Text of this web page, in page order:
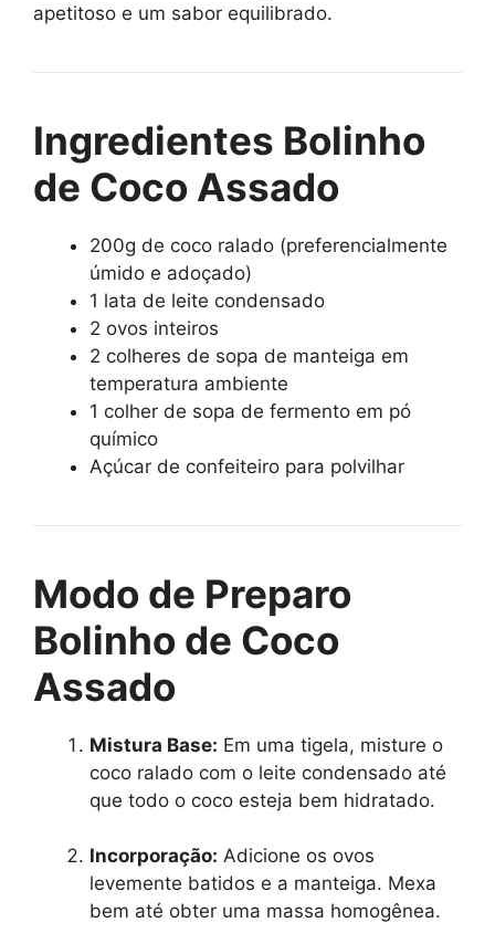
apetitoso e um sabor equilibrado.
Ingredientes Bolinho
de Coco Assado
200g de coco ralado (preferencialmente
úmido e adoçado)
1 lata de leite condensado
2 ovos inteiros
2 colheres de sopa de manteiga em
temperatura ambiente
1 colher de sopa de fermento em pó
químico
Açúcar de confeiteiro para polvilhar
Modo de Preparo
Bolinho de Coco
Assado
Mistura Base: Em uma tigela, misture o
coco ralado com o leite condensado até
que todo o coco esteja bem hidratado.
Incorporação: Adicione os ovos
levemente batidos e a manteiga. Mexa
bem até obter uma massa homogênea.